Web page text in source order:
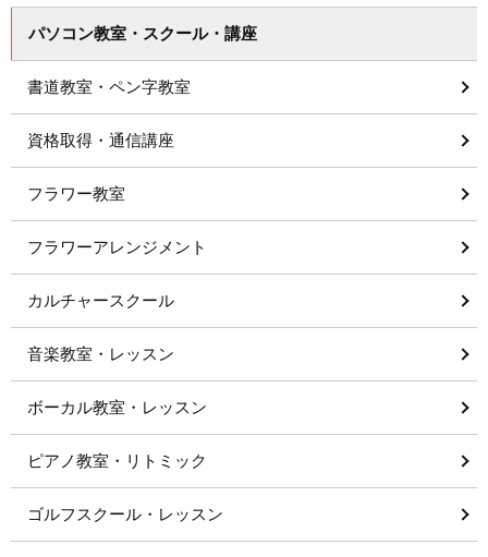
パソコン教室・スクール・講座
書道教室・ペン字教室
資格取得・通信講座
フラワー教室
フラワーアレンジメント
カルチャースクール
音楽教室・レッスン
ボーカル教室・レッスン
ピアノ教室・リトミック
ゴルフスクール・レッスン